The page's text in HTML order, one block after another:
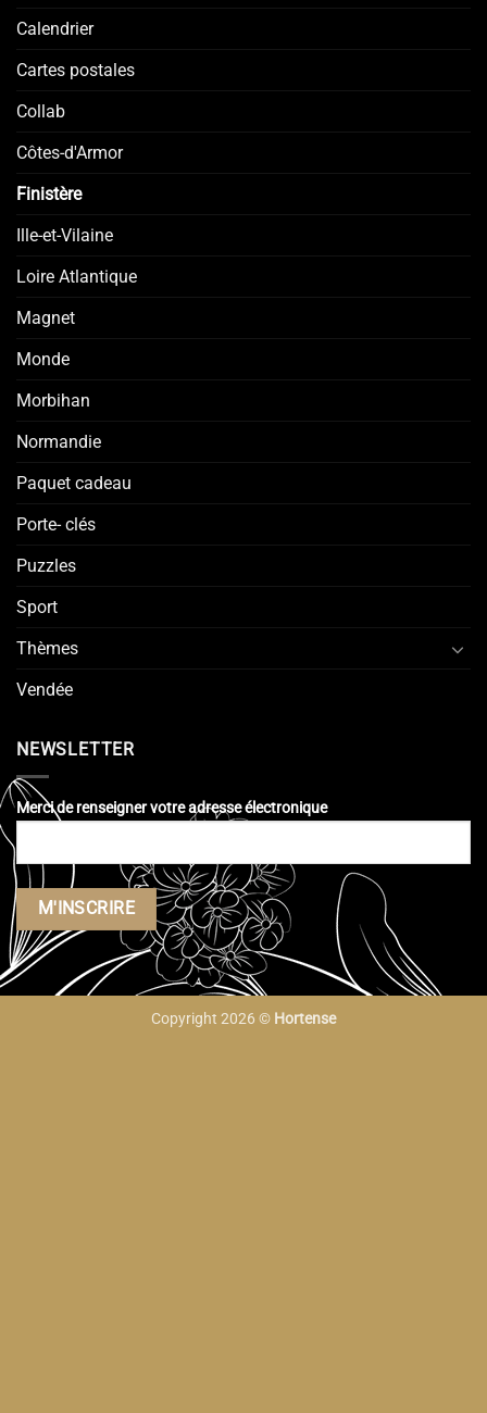
Calendrier
Cartes postales
Collab
Côtes-d'Armor
Finistère
Ille-et-Vilaine
Loire Atlantique
Magnet
Monde
Morbihan
Normandie
Paquet cadeau
Porte- clés
Puzzles
Sport
Thèmes
Vendée
NEWSLETTER
Merci de renseigner votre adresse électronique
Copyright 2026 © Hortense